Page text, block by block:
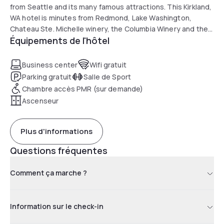
from Seattle and its many famous attractions. This Kirkland,
WA hotel is minutes from Redmond, Lake Washington,
Chateau Ste. Michelle winery, the Columbia Winery and the
Redhook Ale Brewery in Woodinville. Evergreen Hospital
There are two hospitals within five minutes of the hotel.
Several shopping areas are also nearby. A variety of
restaurants and cocktail lounges are located in the
surrounding area. Additional nearby points of interest
include Woodland Park Zoo, Seattle Aquarium, Pike Place
Market, Seattle's world-famous Space Needle and Emerald
Downs horse racing venue.
wireless high-speed Internet access, free weekday
cereal and more.
Équipements de l'hôtel
Business center
Wifi gratuit
Parking gratuit
Salle de Sport
Chambre accès PMR (sur demande)
Ascenseur
Plus d'informations
Questions fréquentes
Comment ça marche ?
Information sur le check-in